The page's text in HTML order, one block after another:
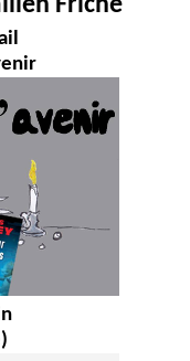
Friche